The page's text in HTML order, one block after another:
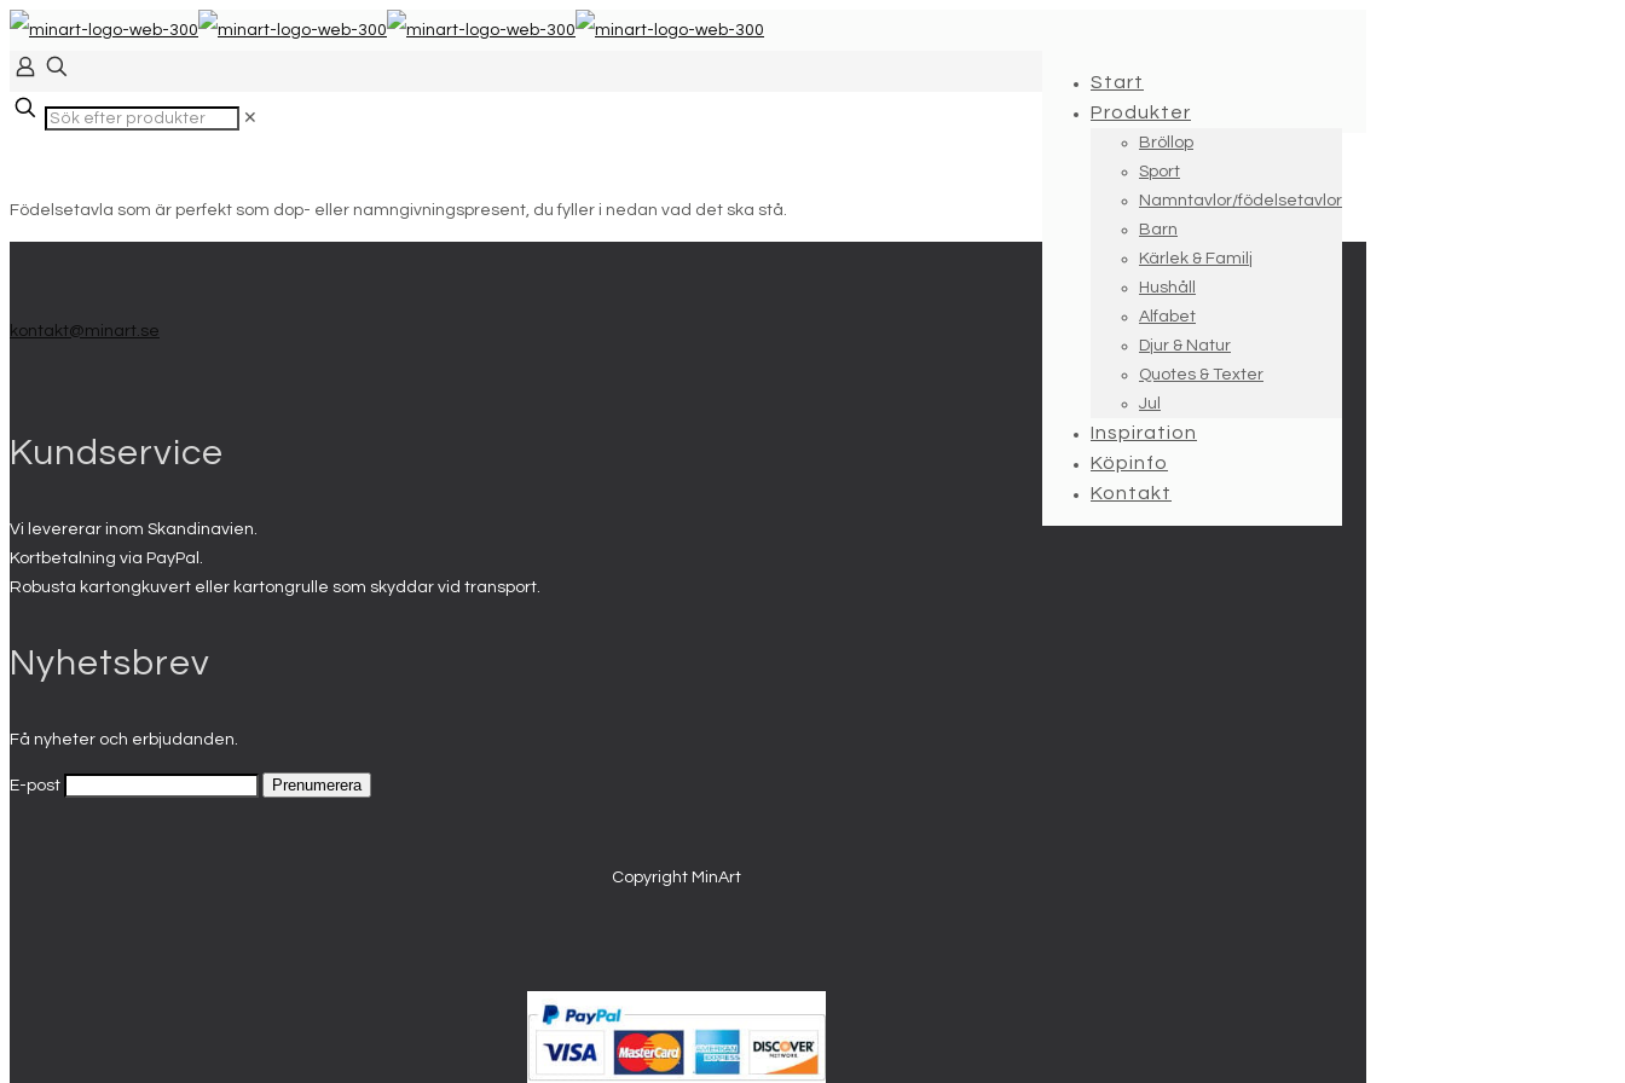
Start
Produkter
Bröllop
Sport
Namntavlor/födelsetavlor
Barn
Kärlek & Familj
Hushåll
Alfabet
Djur & Natur
Quotes & Texter
Jul
Inspiration
Köpinfo
Kontakt
✕
Födelsetavla som är perfekt som dop- eller namngivningspresent, du fyller i nedan vad det ska stå.
kontakt@minart.se
Kundservice
Vi levererar inom Skandinavien.
Kortbetalning via PayPal.
Robusta kartongkuvert eller kartongrulle som skyddar vid transport.
Nyhetsbrev
Få nyheter och erbjudanden.
E-post
Copyright MinArt